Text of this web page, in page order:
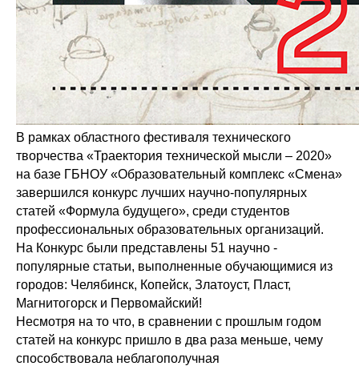
В рамках областного фестиваля технического
творчества «Траектория технической мысли – 2020»
на базе ГБНОУ «Образовательный комплекс «Смена»
завершился конкурс лучших научно-популярных
статей «Формула будущего», среди студентов
профессиональных образовательных организаций.
На Конкурс были представлены 51 научно -
популярные статьи, выполненные обучающимися из
городов: Челябинск, Копейск, Златоуст, Пласт,
Магнитогорск и Первомайский!
Несмотря на то что, в сравнении с прошлым годом
статей на конкурс пришло в два раза меньше, чему
способствовала неблагополучная